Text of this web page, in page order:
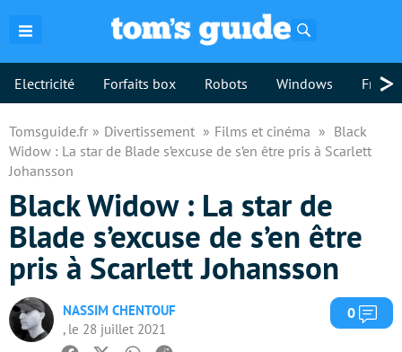
Electricité Forfaits box Robots Windows >
Tomsguide.fr Divertissement Films et cinéma
Black
Widow : La star de Blade s’excuse de s’en être pris à Scarlett
Johansson
Black Widow : La star de
Blade s’excuse de s’en être
pris à Scarlett Johansson
NASSIM CHENTOUF
, le 28 juillet 2021
0